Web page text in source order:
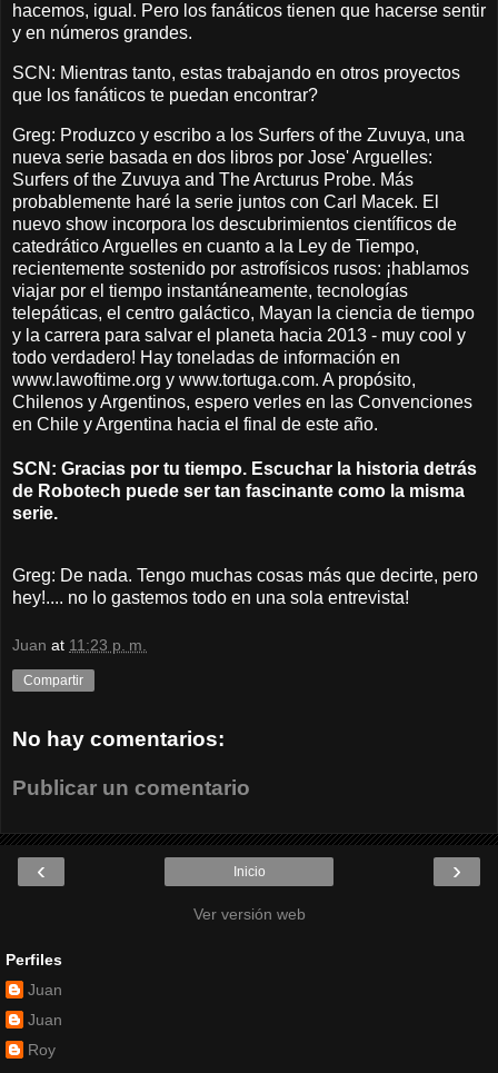
hacemos, igual. Pero los fanáticos tienen que hacerse sentir
y en números grandes.
SCN: Mientras tanto, estas trabajando en otros proyectos
que los fanáticos te puedan encontrar?
Greg: Produzco y escribo a los Surfers of the Zuvuya, una
nueva serie basada en dos libros por Jose' Arguelles:
Surfers of the Zuvuya and The Arcturus Probe. Más
probablemente haré la serie juntos con Carl Macek. El
nuevo show incorpora los descubrimientos científicos de
catedrático Arguelles en cuanto a la Ley de Tiempo,
recientemente sostenido por astrofísicos rusos: ¡hablamos
viajar por el tiempo instantáneamente, tecnologías
telepáticas, el centro galáctico, Mayan la ciencia de tiempo
y la carrera para salvar el planeta hacia 2013 - muy cool y
todo verdadero! Hay toneladas de información en
www.lawoftime.org y www.tortuga.com. A propósito,
Chilenos y Argentinos, espero verles en las Convenciones
en Chile y Argentina hacia el final de este año.
SCN: Gracias por tu tiempo. Escuchar la historia detrás
de Robotech puede ser tan fascinante como la misma
serie.
Greg: De nada. Tengo muchas cosas más que decirte, pero
hey!.... no lo gastemos todo en una sola entrevista!
Juan at 11:23 p. m.
Compartir
No hay comentarios:
Publicar un comentario
‹ ›
Inicio
Ver versión web
Perfiles
Juan
Juan
Roy